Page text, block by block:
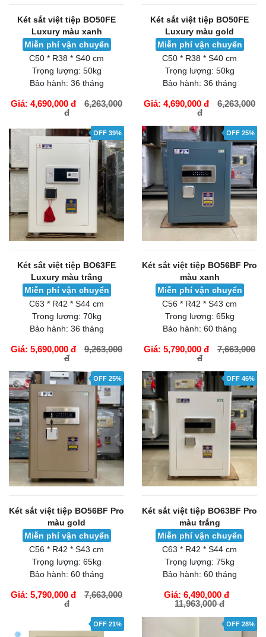
Két sắt việt tiệp BO50FE
Luxury màu xanh
Miễn phí vận chuyển
C50 * R38 * S40 cm
Trọng lượng: 50kg
Bảo hành: 36 tháng
Giá: 4,690,000 đ
6,263,000
đ
Két sắt việt tiệp BO50FE
Luxury màu gold
Miễn phí vận chuyển
C50 * R38 * S40 cm
Trọng lượng: 50kg
Bảo hành: 36 tháng
Giá: 4,690,000 đ
6,263,000
đ
OFF 39%
Két sắt việt tiệp BO63FE
Luxury màu trắng
Miễn phí vận chuyển
C63 * R42 * S44 cm
Trọng lượng: 70kg
Bảo hành: 36 tháng
Giá: 5,690,000 đ
9,263,000
đ
OFF 25%
Két sắt việt tiệp BO56BF Pro
màu xanh
Miễn phí vận chuyển
C56 * R42 * S43 cm
Trọng lượng: 65kg
Bảo hành: 60 tháng
Giá: 5,790,000 đ
7,663,000
đ
OFF 25%
Két sắt việt tiệp BO56BF Pro
màu gold
Miễn phí vận chuyển
C56 * R42 * S43 cm
Trọng lượng: 65kg
Bảo hành: 60 tháng
Giá: 5,790,000 đ
7,663,000
đ
OFF 46%
Két sắt việt tiệp BO63BF Pro
màu trắng
Miễn phí vận chuyển
C63 * R42 * S44 cm
Trọng lượng: 75kg
Bảo hành: 60 tháng
Giá: 6,490,000 đ
11,963,000 đ
GIỎ HÀNG
OFF 21% OFF 28%